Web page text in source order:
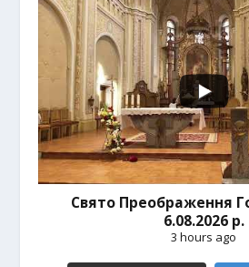
Свято Преображення
6.08.2026 р.
3 hours ago